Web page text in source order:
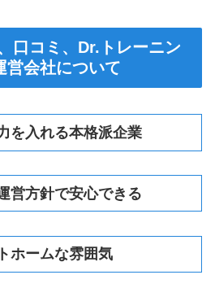
口コミ、Dr.トレーニン
営会社について
を入れる本格派企業
営方針で安心できる
ホームな雰囲気